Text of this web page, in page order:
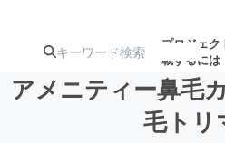
プロジェク
載するには
アメニティー鼻毛
毛トリ